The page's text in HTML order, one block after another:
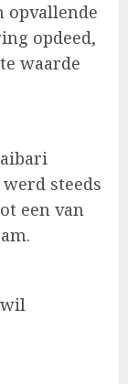
opvallende
opdeed,
waarde
steeds
een van